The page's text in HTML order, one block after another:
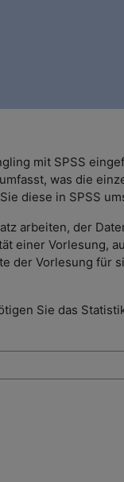
mit SPSS
was die
diese in SPSS
arbeiten, der
einer Vorlesung,
der Vorlesung für
Sie das